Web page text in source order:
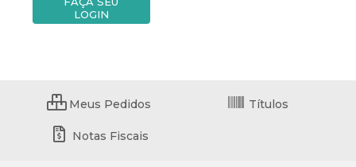
LOGIN
Meus Pedidos Títulos
Notas Fiscais